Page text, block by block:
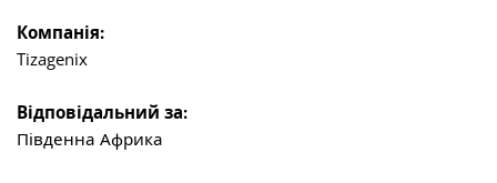
Компанія:
Tizagenix
Відповідальний за:
Південна Африка